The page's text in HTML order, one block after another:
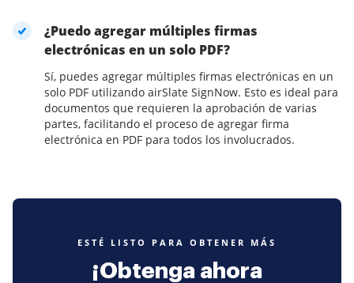
¿Puedo agregar múltiples firmas
electrónicas en un solo PDF?
Sí, puedes agregar múltiples firmas electrónicas en un
solo PDF utilizando airSlate SignNow. Esto es ideal para
documentos que requieren la aprobación de varias
partes, facilitando el proceso de agregar firma
electrónica en PDF para todos los involucrados.
ESTÉ LISTO PARA OBTENER MÁS
¡Obtenga ahora